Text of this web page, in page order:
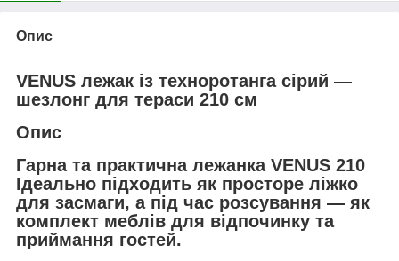
Опис
VENUS лежак із техноротанга сірий —
шезлонг для тераси 210 см
Опис
Гарна та практична лежанка VENUS 210
Ідеально підходить як просторе ліжко
для засмаги, а під час розсування — як
комплект меблів для відпочинку та
приймання гостей.